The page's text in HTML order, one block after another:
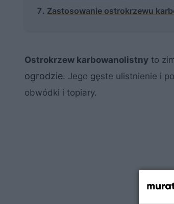
Zastosowanie ostrokrzewu
Ostrokrzew karbowanolistny to
ogrodzie. Jego gęste ulistnienie i
obwódki i topiary.